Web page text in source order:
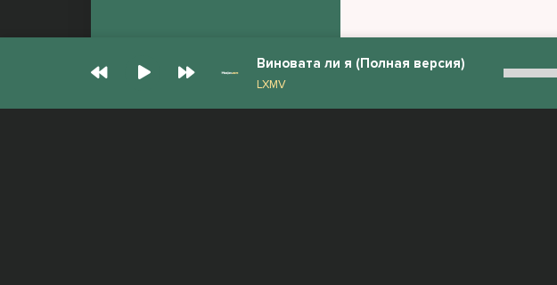
Виновата ли я (Полная версия)
LXMV